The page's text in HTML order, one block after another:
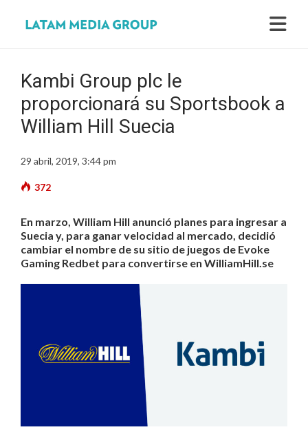
Kambi Group plc le
proporcionará su Sportsbook a
William Hill Suecia
29 abril, 2019, 3:44 pm
372
En marzo, William Hill anunció planes para ingresar a
Suecia y, para ganar velocidad al mercado, decidió
cambiar el nombre de su sitio de juegos de Evoke
Gaming Redbet para convertirse en WilliamHill.se